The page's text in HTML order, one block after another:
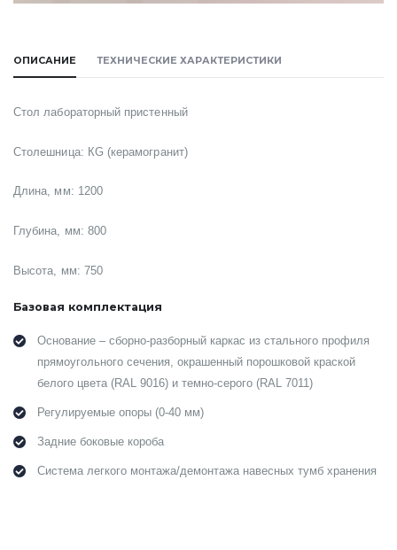
ОПИСАНИЕ ТЕХНИЧЕСКИЕ ХАРАКТЕРИСТИКИ
Стол лабораторный пристенный
Столешница: КG (керамогранит)
Длина, мм: 1200
Глубина, мм: 800
Высота, мм: 750
Базовая комплектация
Основание – сборно-разборный каркас из стального профиля
прямоугольного сечения, окрашенный порошковой краской
белого цвета (RAL 9016) и темно-серого (RAL 7011)
Регулируемые опоры (0-40 мм)
Задние боковые короба
Система легкого монтажа/демонтажа навесных тумб хранения